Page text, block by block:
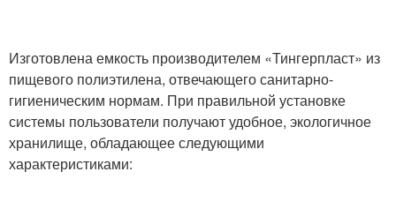
Изготовлена емкость производителем «Тингерпласт» из
пищевого полиэтилена, отвечающего санитарно-
гигиеническим нормам. При правильной установке
системы пользователи получают удобное, экологичное
хранилище, обладающее следующими
характеристиками: